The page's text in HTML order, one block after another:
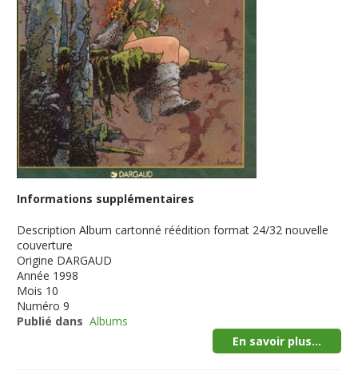
Informations supplémentaires
Description Album cartonné réédition format 24/32 nouvelle
couverture
Origine DARGAUD
Année 1998
Mois 10
Numéro 9
Publié dans Albums
En savoir plus...